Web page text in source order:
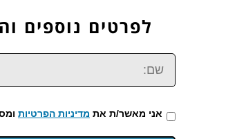
לפרטים נוספים והסבר
שם:
אני מאשר/ת את מדיניות הפרטיות